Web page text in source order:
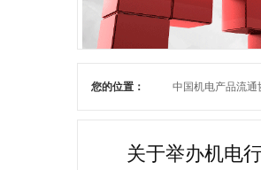
您的位置： 中国机电产品流通
关于举办机电